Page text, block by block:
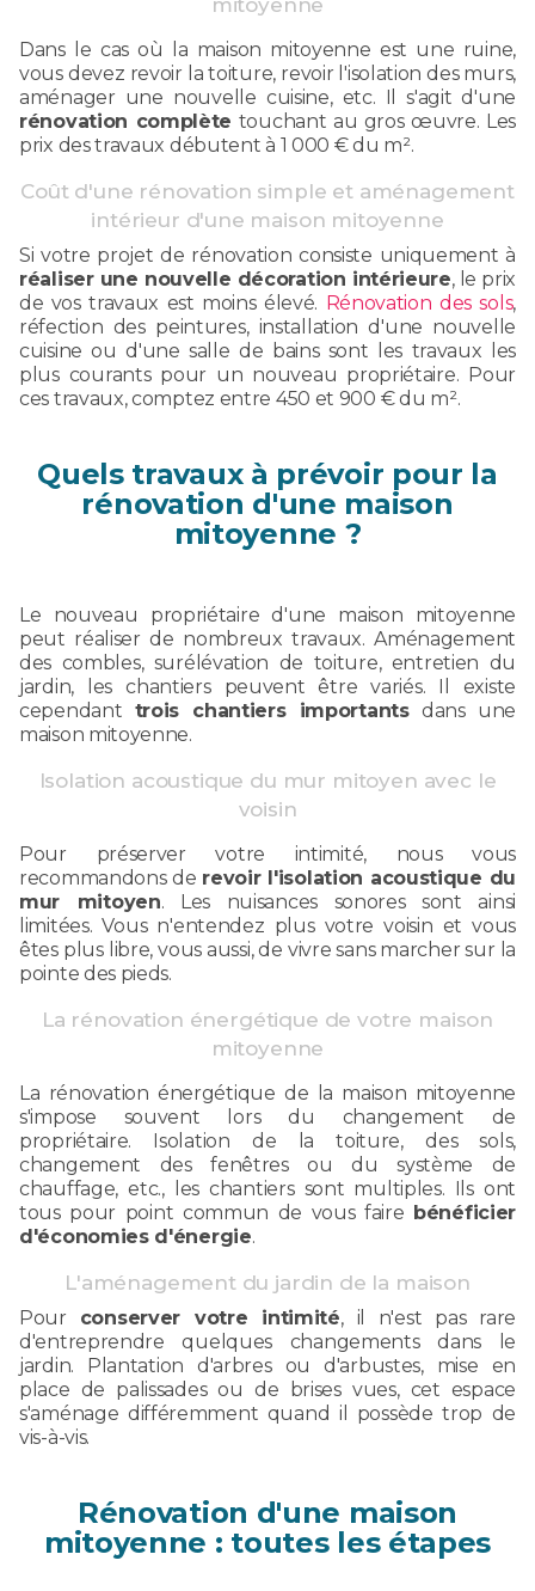
Dans le cas où la maison mitoyenne est une ruine,
vous devez revoir la toiture, revoir l'isolation des murs,
aménager une nouvelle cuisine, etc. Il s'agit d'une
rénovation complète touchant au gros œuvre. Les
prix des travaux débutent à 1 000 € du m².
Coût d'une rénovation simple et aménagement
intérieur d'une maison mitoyenne
Si votre projet de rénovation consiste uniquement à
réaliser une nouvelle décoration intérieure, le prix
de vos travaux est moins élevé. Rénovation des sols,
réfection des peintures, installation d'une nouvelle
cuisine ou d'une salle de bains sont les travaux les
plus courants pour un nouveau propriétaire. Pour
ces travaux, comptez entre 450 et 900 € du m².
Quels travaux à prévoir pour la
rénovation d'une maison
mitoyenne ?
Le nouveau propriétaire d'une maison mitoyenne
peut réaliser de nombreux travaux. Aménagement
des combles, surélévation de toiture, entretien du
jardin, les chantiers peuvent être variés. Il existe
cependant trois chantiers importantsdans une
maison mitoyenne.
Isolation acoustique du mur mitoyen avec le
voisin
Pour préserver votre intimité, nous vous
recommandons de revoir l'isolation acoustique du
mur mitoyen. Les nuisances sonores sont ainsi
limitées. Vous n'entendez plus votre voisin et vous
êtes plus libre, vous aussi, de vivre sans marcher sur la
pointe des pieds.
La rénovation énergétique de votre maison
mitoyenne
La rénovation énergétique de la maison mitoyenne
s'impose souvent lors du changement de
propriétaire. Isolation de la toiture, des sols,
changement des fenêtres ou du système de
chauffage, etc., les chantiers sont multiples. Ils ont
tous pour point commun de vous faire bénéficier
d'économies d'énergie.
L'aménagement du jardin de la maison
Pour conserver votre intimité, il n'est pas rare
d'entreprendre quelques changements dans le
jardin. Plantation d'arbres ou d'arbustes, mise en
place de palissades ou de brises vues, cet espace
s'aménage différemment quand il possède trop de
vis-à-vis.
Rénovation d'une maison
mitoyenne : toutes les étapes